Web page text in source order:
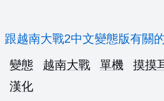
跟越南大戰2中文變態版有關
變態
越南大戰 單機 摸摸
漢化